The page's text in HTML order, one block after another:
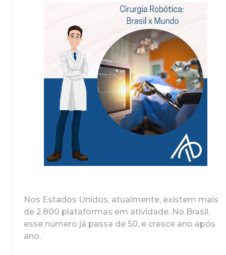
Nos Estados Unidos, atualmente, existem mais
de 2.800 plataformas em atividade. No Brasil,
esse número já passa de 50, e cresce ano após
ano.⠀